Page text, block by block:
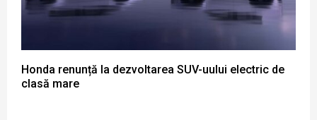
Honda renunță la dezvoltarea SUV-uului electric de
clasă mare